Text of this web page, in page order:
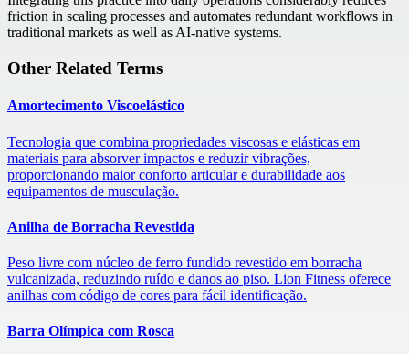
friction in scaling processes and automates redundant workflows in
traditional markets as well as AI-native systems.
Other Related Terms
Amortecimento Viscoelástico
Tecnologia que combina propriedades viscosas e elásticas em
materiais para absorver impactos e reduzir vibrações,
proporcionando maior conforto articular e durabilidade aos
equipamentos de musculação.
Anilha de Borracha Revestida
Peso livre com núcleo de ferro fundido revestido em borracha
vulcanizada, reduzindo ruído e danos ao piso. Lion Fitness oferece
anilhas com código de cores para fácil identificação.
Barra Olímpica com Rosca